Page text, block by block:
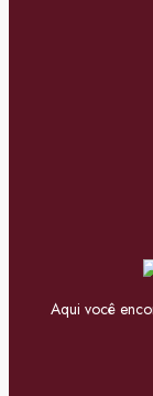
Aqui você